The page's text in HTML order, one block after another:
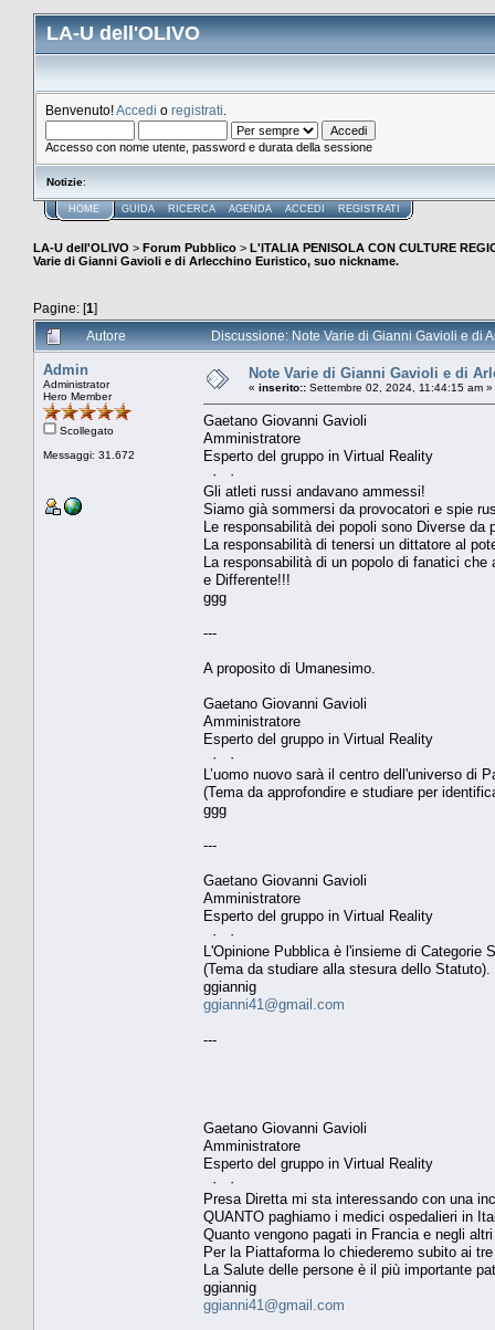
LA-U dell'OLIVO
Benvenuto!Accedi o registrati
Accesso con nome utente, password e durata della sessione
Notizie:
HOME GUIDA RICERCA AGENDA ACCEDI REGISTRATI
LA-U dell'OLIVO > Forum Pubblico > L'ITALIA PENISOLA CON CULTURE
Varie di Gianni Gavioli e di Arlecchino Euristico, suo nickname.
Pagine: [1]
Autore
Discussione: Note Varie di Gianni Gavioli e di
Admin
Administrator
Hero Member
Scollegato
Messaggi: 31.672
Note Varie di Gianni Gavioli e di
« inserito:: Settembre 02, 2024, 11:44:15 am »
Gaetano Giovanni Gavioli
Amministratore
Esperto del gruppo in Virtual Reality
· ·
Gli atleti russi andavano ammessi!
Siamo già sommersi da provocatori e spie
Le responsabilità dei popoli sono Diverse da
La responsabilità di tenersi un dittatore al
La responsabilità di un popolo di fanatici
e Differente!!!
ggg
---
A proposito di Umanesimo.
Gaetano Giovanni Gavioli
Amministratore
Esperto del gruppo in Virtual Reality
· ·
L’uomo nuovo sarà il centro dell'universo di
(Tema da approfondire e studiare per
ggg
---
Gaetano Giovanni Gavioli
Amministratore
Esperto del gruppo in Virtual Reality
· ·
L'Opinione Pubblica è l'insieme di Categorie
(Tema da studiare alla stesura dello Statuto).
ggiannig
ggianni41@gmail.com
---
Gaetano Giovanni Gavioli
Amministratore
Esperto del gruppo in Virtual Reality
· ·
Presa Diretta mi sta interessando con una
QUANTO paghiamo i medici ospedalieri in
Quanto vengono pagati in Francia e negli
Per la Piattaforma lo chiederemo subito ai
La Salute delle persone è il più importante
ggiannig
ggianni41@gmail.com